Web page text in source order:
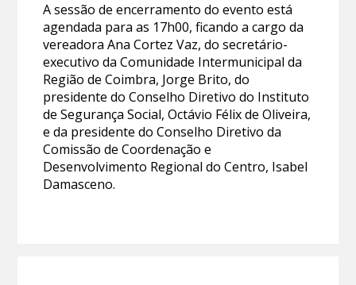
A sessão de encerramento do evento está
agendada para as 17h00, ficando a cargo da
vereadora Ana Cortez Vaz, do secretário-
executivo da Comunidade Intermunicipal da
Região de Coimbra, Jorge Brito, do
presidente do Conselho Diretivo do Instituto
de Segurança Social, Octávio Félix de Oliveira,
e da presidente do Conselho Diretivo da
Comissão de Coordenação e
Desenvolvimento Regional do Centro, Isabel
Damasceno.